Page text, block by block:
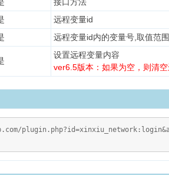
远程变量id
远程变量id内的变量号,取值范
设置远程变量内容
ver6.5版本：如果为空，则清